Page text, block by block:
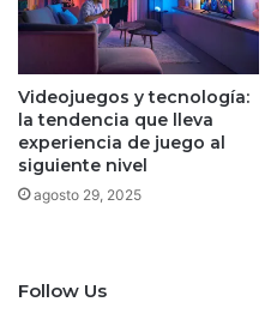
Videojuegos y tecnología:
la tendencia que lleva
experiencia de juego al
siguiente nivel
agosto 29, 2025
Follow Us